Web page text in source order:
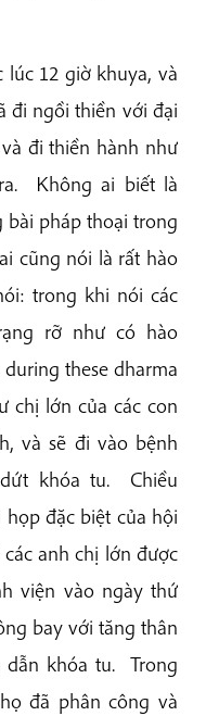
12 giờ khuya, và
đi ngồi thiền với đại
đi thiền hành như
Không ai biết là
pháp thoại trong
cũng nói là rất hào
trong khi nói các
rỡ như có hào
these dharma
chị lớn của các con
và sẽ đi vào bệnh
khóa tu. Chiều
đặc biệt của hội
anh chị lớn được
viện vào ngày thứ
bay với tăng thân
dẫn khóa tu. Trong
đã phân công và